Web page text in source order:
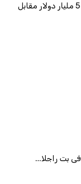
السد مشروع إسرائيلي قبضت اثيوبيا 5 مليار دولار مقابل
بت راجلا...